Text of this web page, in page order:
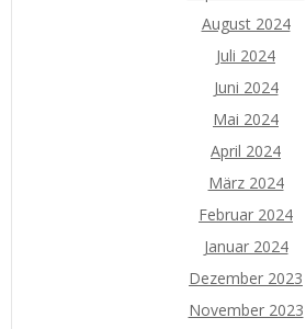
August 2024
Juli 2024
Juni 2024
Mai 2024
April 2024
März 2024
Februar 2024
Januar 2024
Dezember 2023
November 2023